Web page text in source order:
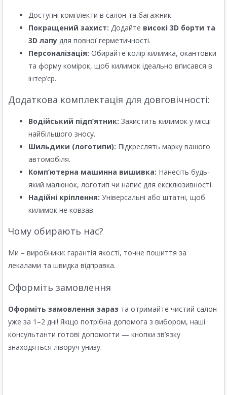
Доступні комплекти в салон та багажник.
Покращений захист: Додайте високі 3D борти та
3D лапу для повної герметичності.
Персоналізація: Обирайте колір килимка, окантовки
та форму комірок, щоб килимок ідеально вписався в
інтер’єр.
Додаткова комплектація для довговічності:
Водійський підп’ятник: Захистить килимок у місці
найбільшого зносу.
Шильдики (логотипи): Підкреслять марку вашого
автомобіля.
Комп’ютерна машинна вишивка: Нанесіть будь-
який малюнок, логотип чи напис для ексклюзивності.
Надійні кріплення: Універсальні або штатні, щоб
килимок не ковзав.
Чому обирають нас?
Ми – виробники: гарантія якості, точне пошиття за
лекалами та швидка відправка.
Оформіть замовлення
Оформіть замовлення зараз та отримайте чистий салон
уже за 1–2 дні! Якщо потрібна допомога з вибором, наші
консультанти готові допомогти — кнопки зв’язку
знаходяться ліворуч унизу.